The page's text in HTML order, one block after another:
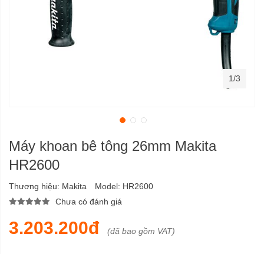
Máy khoan bê tông 26mm Makita
HR2600
Thương hiệu: Makita Model: HR2600
Chưa có đánh giá
3.203.200đ (đã bao gồm VAT)
1/3